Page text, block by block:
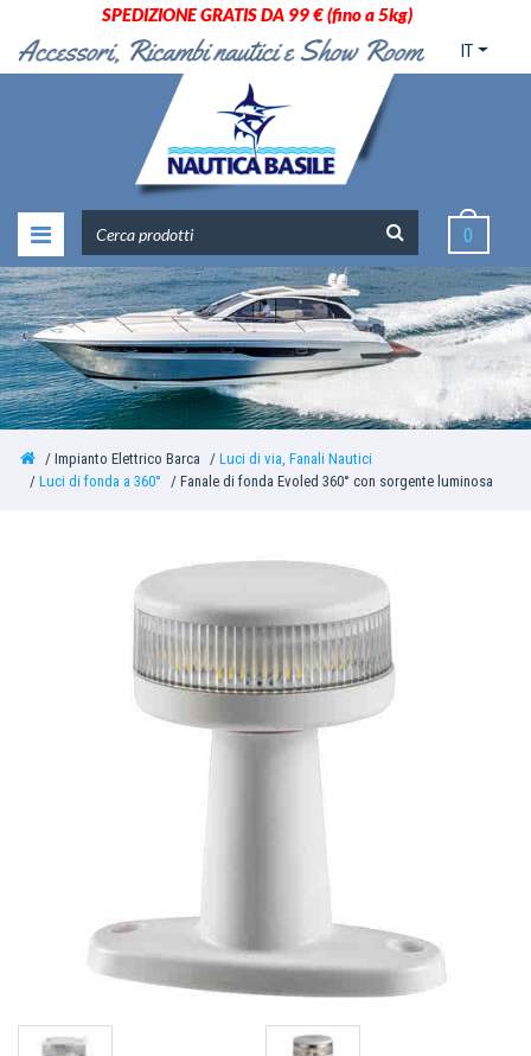
SPEDIZIONE GRATIS DA 99 € (fino a 5kg)
IT
0
Impianto Elettrico Barca
Luci di via, Fanali Nautici
Luci di fonda a 360°
Fanale di fonda Evoled 360° con sorgente luminosa